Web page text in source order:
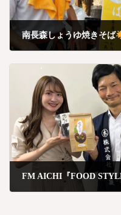
南長森しょうゆ焼きそば
FM AICHI『FOOD